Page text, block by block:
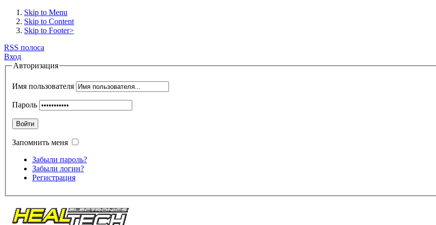
Skip to Menu
Skip to Content
Skip to Footer>
RSS полоса
Вход
Авторизация
Имя пользователя
Пароль
Войти
Запомнить меня
Забыли пароль?
Забыли логин?
Регистрация